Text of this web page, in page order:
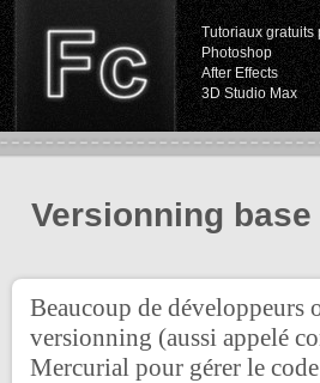
Tutoriaux gratuits
Photoshop
After Effects
3D Studio Max
Versionning
Beaucoup de développeurs
versionning (aussi appelé
Mercurial pour gérer le